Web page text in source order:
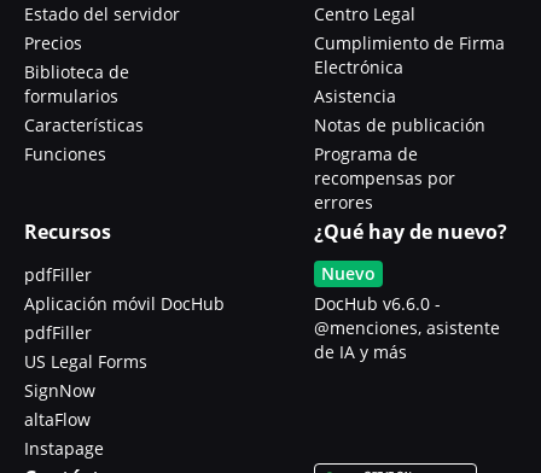
Estado del servidor
Precios
Biblioteca de
formularios
Características
Funciones
Centro Legal
Cumplimiento de Firma
Electrónica
Asistencia
Notas de publicación
Programa de
recompensas por
errores
Recursos
pdfFiller
Aplicación móvil DocHub
pdfFiller
US Legal Forms
SignNow
altaFlow
Instapage
¿Qué hay de nuevo?
Nuevo
DocHub v6.6.0 -
@menciones, asistente
de IA y más